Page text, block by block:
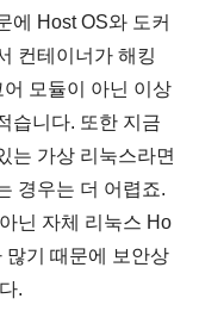
에 Host OS와 도커
컨테이너가 해킹
모듈이 아닌 이상
습니다. 또한 지금
는 가상 리눅스라면
경우는 더 어렵죠.
닌 자체 리눅스 Ho
많기 때문에 보안상
.